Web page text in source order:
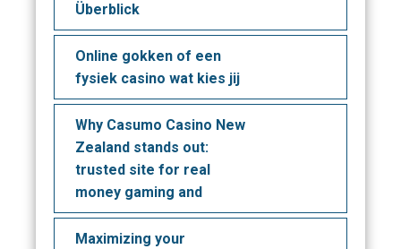
Überblick
Online gokken of een
fysiek casino wat kies jij
Why Casumo Casino New
Zealand stands out:
trusted site for real
money gaming and
Maximizing your